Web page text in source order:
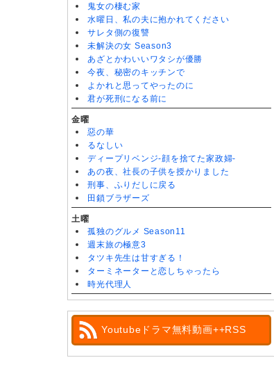
鬼女の棲む家
水曜日、私の夫に抱かれてください
サレタ側の復讐
未解決の女 Season3
あざとかわいいワタシが優勝
今夜、秘密のキッチンで
よかれと思ってやったのに
君が死刑になる前に
金曜
惡の華
るなしい
ディープリベンジ-顔を捨てた家政婦-
あの夜、社長の子供を授かりました
刑事、ふりだしに戻る
田鎖ブラザーズ
土曜
孤独のグルメ Season11
週末旅の極意3
タツキ先生は甘すぎる！
ターミネーターと恋しちゃったら
時光代理人
Youtubeドラマ無料動画++RSS